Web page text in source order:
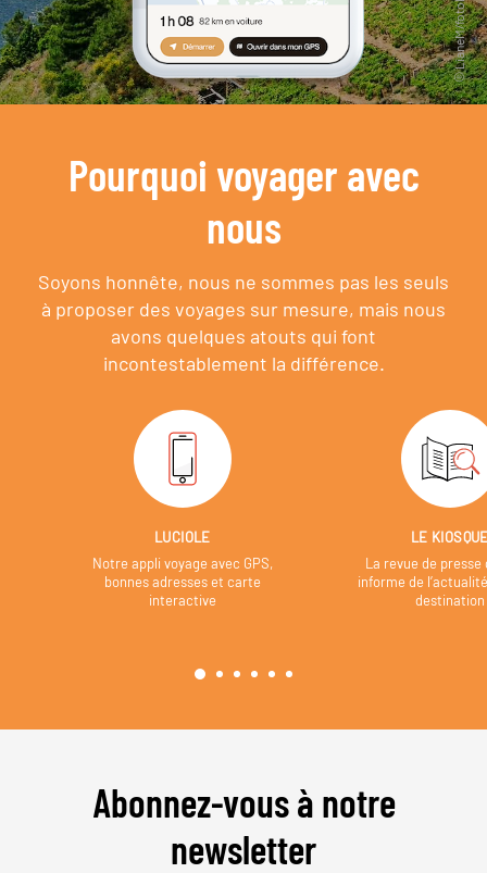
Pourquoi voyager avec
nous
Soyons honnête, nous ne sommes pas les seuls
à proposer des voyages sur mesure, mais nous
avons quelques atouts qui font
incontestablement la différence.
LUCIOLE
Notre appli voyage avec GPS,
bonnes adresses et carte
interactive
LE
La revue de presse
informe de
destination
Abonnez-vous à notre
newsletter